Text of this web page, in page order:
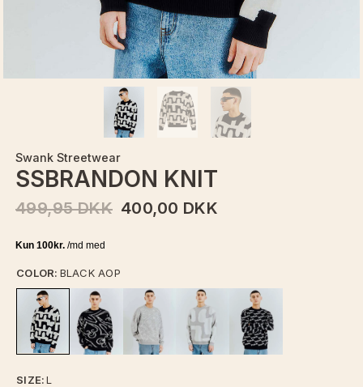
Swank Streetwear
SSBRANDON KNIT
499,95 DKK 400,00 DKK
COLOR: BLACK AOP
SIZE: L